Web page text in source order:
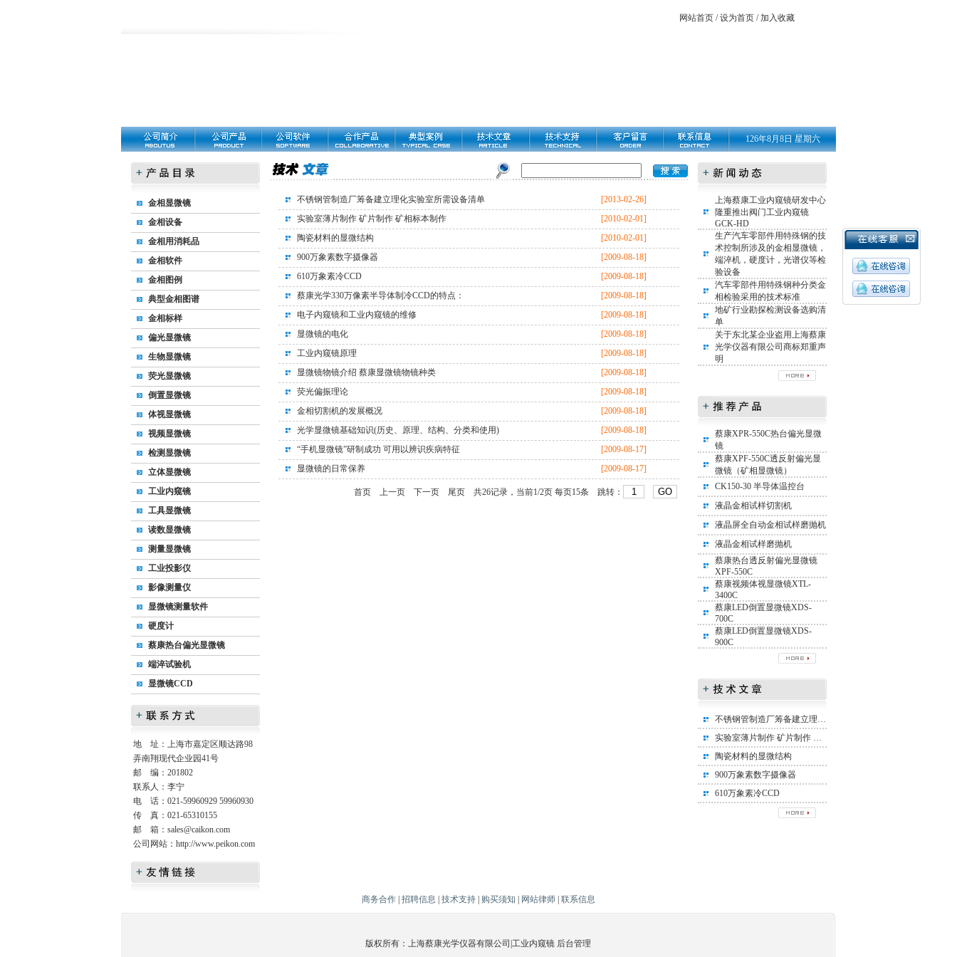
网站首页 /设为首页 /加入收藏
126年8月8日 星期六
金相显微镜
金相设备
金相用消耗品
金相软件
金相图例
典型金相图谱
金相标样
偏光显微镜
生物显微镜
荧光显微镜
倒置显微镜
体视显微镜
视频显微镜
检测显微镜
立体显微镜
工业内窥镜
工具显微镜
读数显微镜
测量显微镜
工业投影仪
影像测量仪
显微镜测量软件
硬度计
蔡康热台偏光显微镜
端淬试验机
显微镜CCD
地 址：上海市嘉定区顺达路98
弄南翔现代企业园41号
邮 编：201802
联系人：李宁
电 话：021-59960929 59960930
传 真：021-65310155
邮 箱： sales@caikon.com
公司网站： http://www.peikon.com
不锈钢管制造厂筹备建立理化实验室所需设备清单
[2013-02-26]
实验室薄片制作 矿片制作 矿相标本制作
[2010-02-01]
陶瓷材料的显微结构
[2010-02-01]
900万象素数字摄像器
[2009-08-18]
610万象素冷CCD
[2009-08-18]
蔡康光学330万像素半导体制冷CCD的特点：
[2009-08-18]
电子内窥镜和工业内窥镜的维修
[2009-08-18]
显微镜的电化
[2009-08-18]
工业内窥镜原理
[2009-08-18]
显微镜物镜介绍 蔡康显微镜物镜种类
[2009-08-18]
荧光偏振理论
[2009-08-18]
金相切割机的发展概况
[2009-08-18]
光学显微镜基础知识(历史、原理、结构、分类和使用)
[2009-08-18]
“手机显微镜”研制成功 可用以辨识疾病特征
[2009-08-17]
显微镜的日常保养
[2009-08-17]
首页 上一页 下一页 尾页 共26记录，当前1/2页 每页15条 跳转：
上海蔡康工业内窥镜研发中心
隆重推出阀门工业内窥镜
GCK-HD
生产汽车零部件用特殊钢的技
术控制所涉及的金相显微镜，
端淬机，硬度计，光谱仪等检
验设备
汽车零部件用特殊钢种分类金
相检验采用的技术标准
地矿行业勘探检测设备选购清
单
关于东北某企业盗用上海蔡康
光学仪器有限公司商标郑重声
明
蔡康XPR-550C热台偏光显微
镜
蔡康XPF-550C透反射偏光显
微镜（矿相显微镜）
CK150-30 半导体温控台
液晶金相试样切割机
液晶屏全自动金相试样磨抛机
液晶金相试样磨抛机
蔡康热台透反射偏光显微镜
XPF-550C
蔡康视频体视显微镜XTL-
3400C
蔡康LED倒置显微镜XDS-
700C
蔡康LED倒置显微镜XDS-
900C
不锈钢管制造厂筹备建立理化实验室所需设备清单
实验室薄片制作 矿片制作 矿相标本制作
陶瓷材料的显微结构
900万象素数字摄像器
610万象素冷CCD
商务合作 招聘信息 技术支持 购买须知 网站律师 联系信息
版权所有：上海蔡康光学仪器有限公司| 工业内窥镜 后台管理